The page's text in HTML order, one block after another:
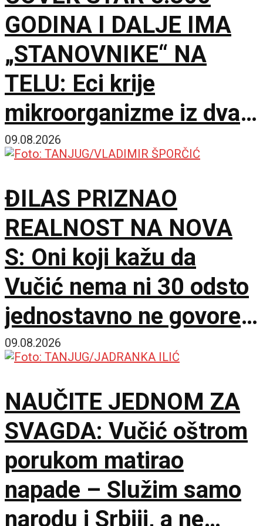
GODINA I DALJE IMA
„STANOVNIKE“ NA
TELU: Eci krije
mikroorganizme iz dva
potpuno različita sveta
09.08.2026
ĐILAS PRIZNAO
REALNOST NA NOVA
S: Oni koji kažu da
Vučić nema ni 30 odsto
jednostavno ne govore
istinu
09.08.2026
NAUČITE JEDNOM ZA
SVAGDA: Vučić oštrom
porukom matirao
napade – Služim samo
narodu i Srbiji, a ne